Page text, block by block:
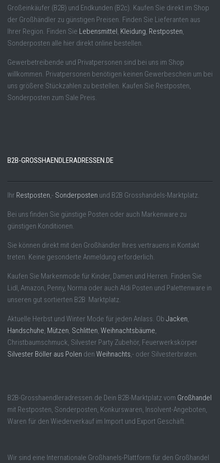
Großeinkäufer (B2B) und Endkunden (B2c). Kaufen Sie direkt im Shop
der Großhändler zu günstigen Preisen. Finden Sie Lieferanten aus
Ihrer Region. Finden Sie Lebensmittel , Kleidung, Restposten,
Sonderposten alle hier direkt online bestellen.
Gewerbetreibende und Privatpersonen sind bei uns im Shop
willkommen. Privatpersonen benötigen keinen Gewerbeschein um bei
uns größere Stückzahlen zu bestellen. Kaufen Sie Restposten,
Sonderposten zum Sale Preis.
B2B-GROSSHAENDLERADRESSEN.DE
Ihr Restposten,- Sonderposten und B2B Grosshandels-Marktplatz.
Bei uns finden Sie günstige Posten oder auch Markenware zu
günstigen Konditionen.
Sie können direkt mit den Großhändler Ihres vertrauens in Kontakt
treten. Keine gesonderte Anmeldung erforderlich.
Kaufen Sie Markenmode für Kinder, Damen und Herren. Finden Sie
Lidl, Amazon, Penny, Norma oder auch Aldi Posten und Palettenware in
unseren gut sortierten B2B Marktplatz.
Aktuelle Herbst und Winter Mode für jeden Anlass. Ob Jacken,
Handschuhe, Mützen, Schlitten, Weihnachtsbäume,
Christbaumschmuck, Silvester Party Zubehör, Feuerwerkskörper
Silvester Böller aus Polen den Weihnachts,- oder Silvesterbraten.
B2B-Grosshaendleradressen.de Dein B2B-Marktplatz vom Großhandel
mit Restposten, Sonderposten, Konkurswaren, Insolvent-Angeboten,
Waren für den Wiederverkauf im Import und Export Geschäft.
Wir sind eine Internationale Großhanels-Plattform für den Großhandel